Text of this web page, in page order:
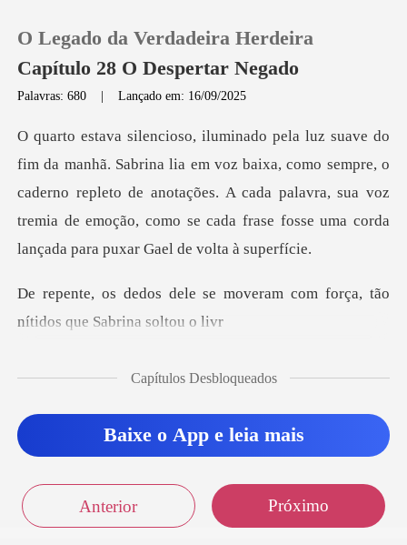
0
Sair
O Legado da Verdadeira Herdeira
Capítulo 28 O Despertar Negado
Palavras: 680 |Lançado em: 16/09/2025
baixa, como sempre, o
caderno repleto de anotações. A cada palavra, sua voz
tremia de e
moveram com força, tão
níti
Capítulos Desbloqueados
Baixe o App e leia mais
Anterior Próximo